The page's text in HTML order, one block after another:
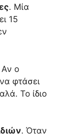
. Μία
15
Αν ο
φτάσει
Το ίδιο
. Όταν